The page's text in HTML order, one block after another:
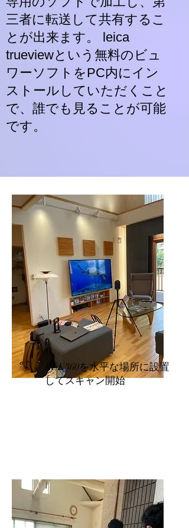
三者に転送して共有するこ
とが出来ます。 leica
trueviewという無料のビュ
ワーソフトをPC内にイン
ストールしていただくこと
で、誰でも見ることが可能
です。​
BLK360を水平な場所に設置
してスキャン開始